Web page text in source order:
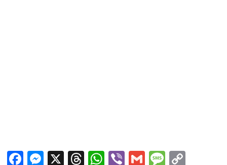
Facebook
Messenger
X Threads
WhatsApp
ViberGmail